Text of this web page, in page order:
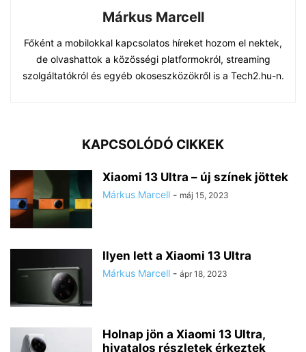
Márkus Marcell
Főként a mobilokkal kapcsolatos híreket hozom el nektek,
de olvashattok a közösségi platformokról, streaming
szolgáltatókról és egyéb okoseszközökről is a Tech2.hu-n.
KAPCSOLÓDÓ CIKKEK
Xiaomi 13 Ultra – új színek jöttek
Márkus Marcell - máj 15, 2023
Ilyen lett a Xiaomi 13 Ultra
Márkus Marcell - ápr 18, 2023
Holnap jön a Xiaomi 13 Ultra,
hivatalos részletek érkeztek